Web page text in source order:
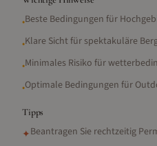
•Beste Bedingungen für
•Klare Sicht für spektakuläre
•Minimales Risiko für
•Optimale Bedingungen für
Tipps
✦Beantragen Sie rechtzeitig